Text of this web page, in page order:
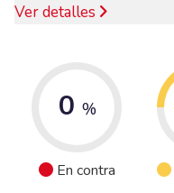
Ver detalles
0 %
En contra